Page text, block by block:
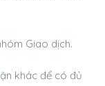
Giao dịch.
khác để có đủ